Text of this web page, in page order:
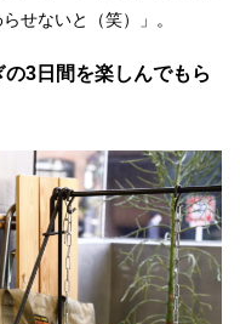
せないと（笑）」。
の3日間を楽しんでもら